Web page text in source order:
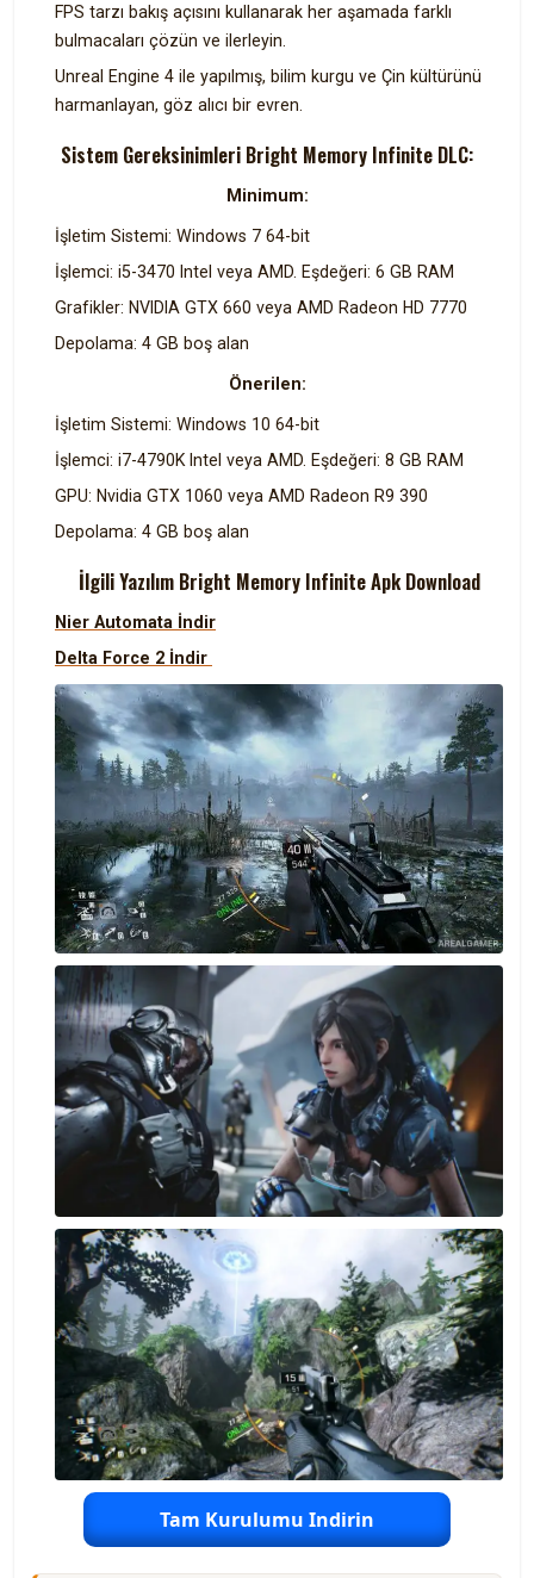
FPS tarzı bakış açısını kullanarak her aşamada farklı
bulmacaları çözün ve ilerleyin.
Unreal Engine 4 ile yapılmış, bilim kurgu ve Çin kültürünü
harmanlayan, göz alıcı bir evren.
Sistem Gereksinimleri Bright Memory Infinite DLC:
Minimum:
İşletim Sistemi: Windows 7 64-bit
İşlemci: i5-3470 Intel veya AMD. Eşdeğeri: 6 GB RAM
Grafikler: NVIDIA GTX 660 veya AMD Radeon HD 7770
Depolama: 4 GB boş alan
Önerilen:
İşletim Sistemi: Windows 10 64-bit
İşlemci: i7-4790K Intel veya AMD. Eşdeğeri: 8 GB RAM
GPU: Nvidia GTX 1060 veya AMD Radeon R9 390
Depolama: 4 GB boş alan
İlgili Yazılım Bright Memory Infinite Apk Download
Nier Automata İndir
Delta Force 2 İndir
Tam Kurulumu Indirin